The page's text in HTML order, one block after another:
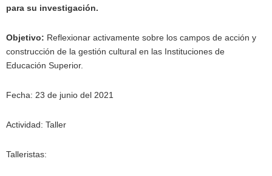
para su investigación.
Objetivo: Reflexionar activamente sobre los campos de acción y
construcción de la gestión cultural en las Instituciones de
Educación Superior.
Fecha: 23 de junio del 2021
Actividad: Taller
Talleristas: